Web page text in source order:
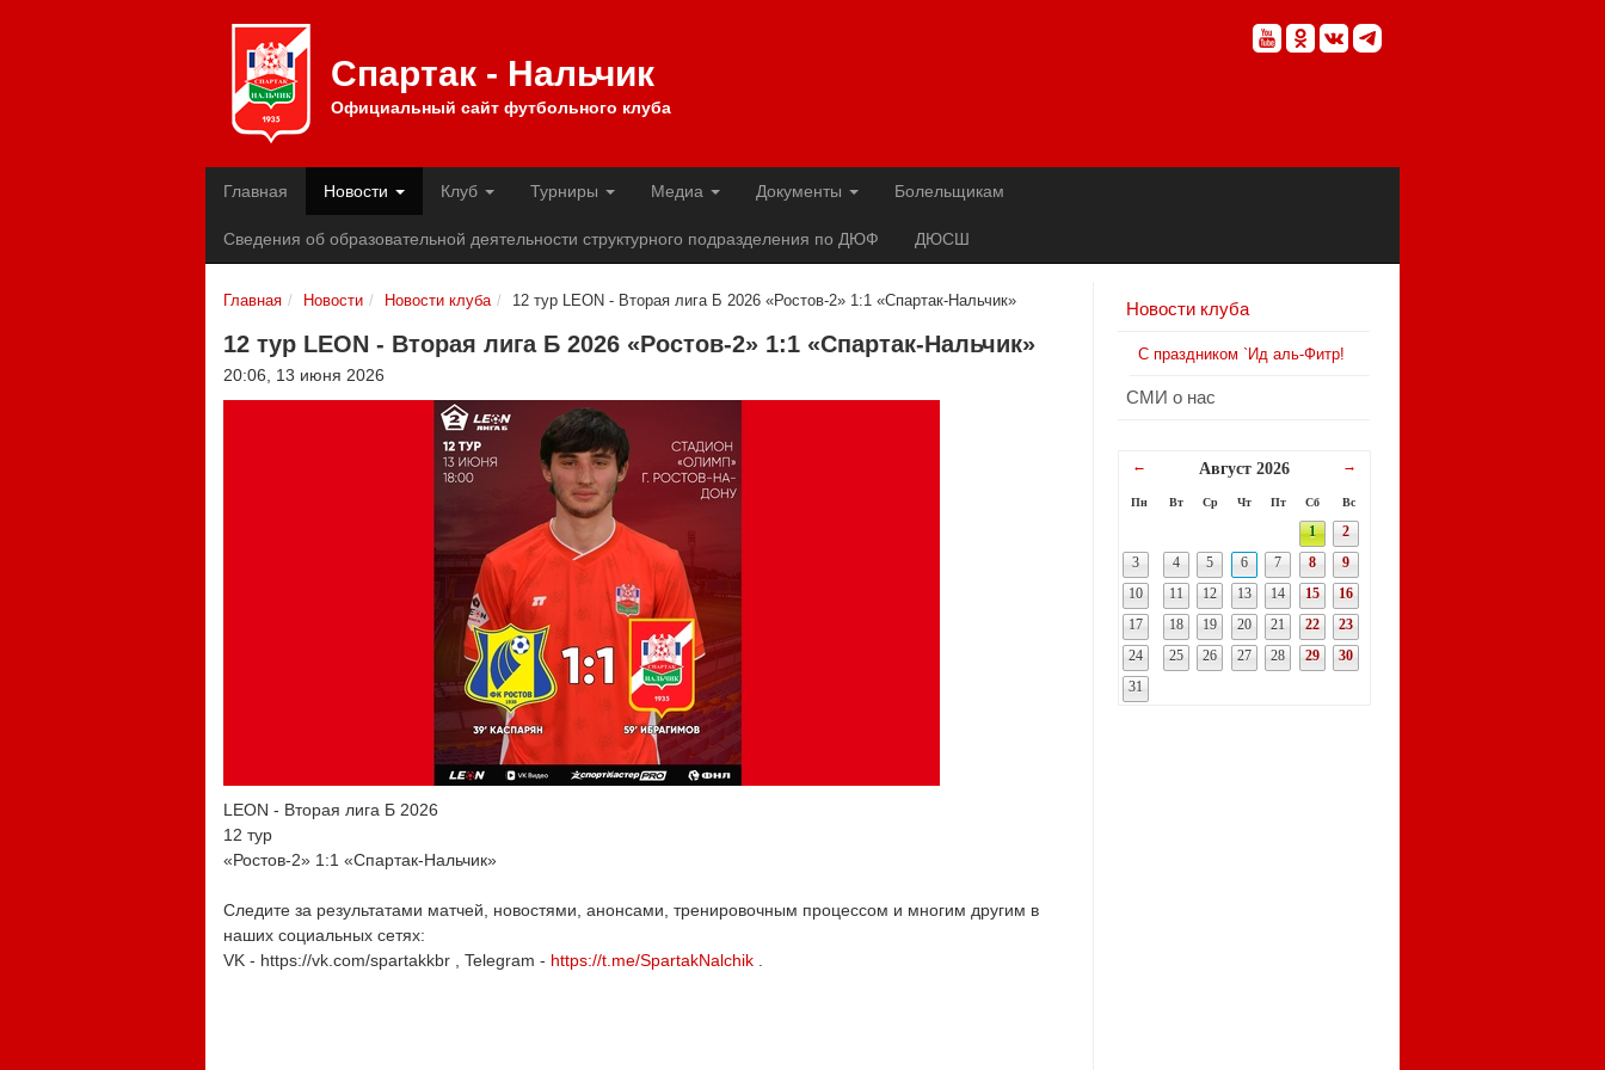
Спартак - Нальчик
Официальный сайт футбольного клуба
Главная Новости Клуб Турниры Медиа Документы Болельщикам
Сведения об образовательной деятельности структурного подразделения по ДЮФ ДЮСШ
Главная Новости Новости клуба 12 тур LEON - Вторая лига Б 2026 «Ростов-2» 1:1 «Спартак-Нальчик»
12 тур LEON - Вторая лига Б 2026 «Ростов-2» 1:1 «Спартак-Нальчик»
20:06, 13 июня 2026
LEON - Вторая лига Б 2026
12 тур
«Ростов-2» 1:1 «Спартак-Нальчик»
Следите за результатами матчей, новостями, анонсами, тренировочным процессом и многим другим в
наших социальных сетях:
VK - https://vk.com/spartakkbr , Telegram - https://t.me/SpartakNalchik
Новости клуба
С праздником `Ид аль-Фитр!
СМИ о нас
← Август 2026 →
Пн Вт Ср Чт Пт Сб Вс
1
2
3
4 5 6 7 8
9
10
11 12 13 14 15
16
17
18 19 20 21 22
23
24
25 26 27 28 29
30
31